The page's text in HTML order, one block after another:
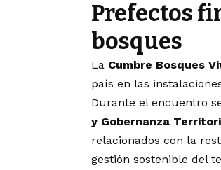
Prefectos
bosques
La Cumbre Bosques
país en las
Durante el encuentro
y Gobernanza
relacionados con la
gestión sostenible del